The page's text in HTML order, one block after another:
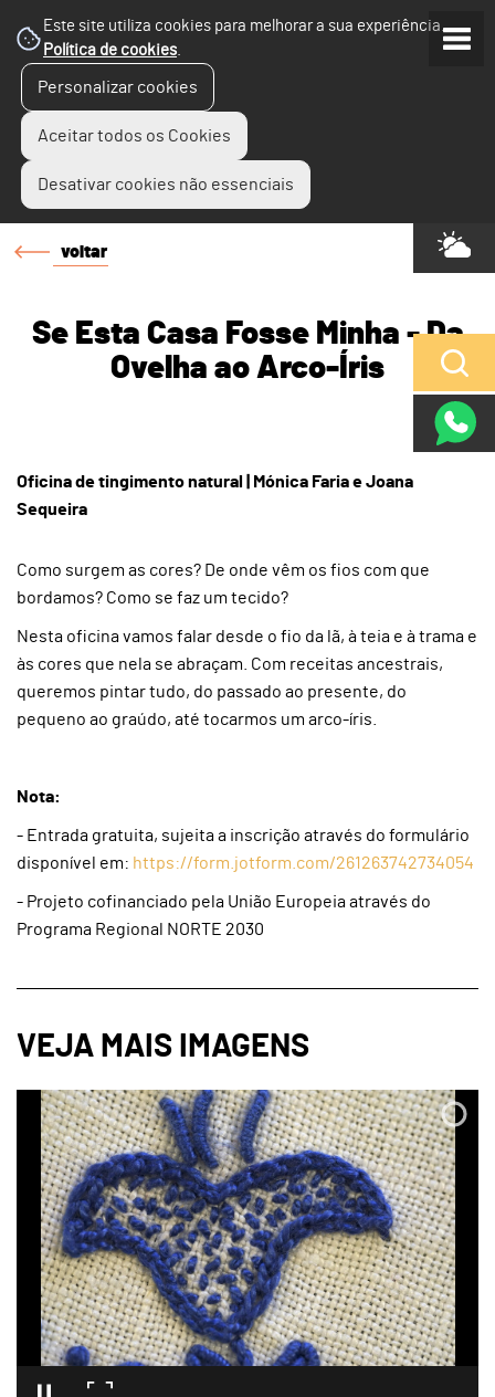
Este site utiliza cookies para melhorar a sua experiência.
Política de cookies.
Personalizar cookies
Aceitar todos os Cookies
Desativar cookies não essenciais
voltar
Se Esta Casa Fosse Minha - Da
Ovelha ao Arco-Íris
Oficina de tingimento natural | Mónica Faria e Joana
Sequeira
Como surgem as cores? De onde vêm os fios com que
bordamos? Como se faz um tecido?
Nesta oficina vamos falar desde o fio da lã, à teia e à trama e
às cores que nela se abraçam. Com receitas ancestrais,
queremos pintar tudo, do passado ao presente, do
pequeno ao graúdo, até tocarmos um arco-íris.
Nota:
- Entrada gratuita, sujeita a inscrição através do formulário
disponível em: https://form.jotform.com/261263742734054
- Projeto cofinanciado pela União Europeia através do
Programa Regional NORTE 2030